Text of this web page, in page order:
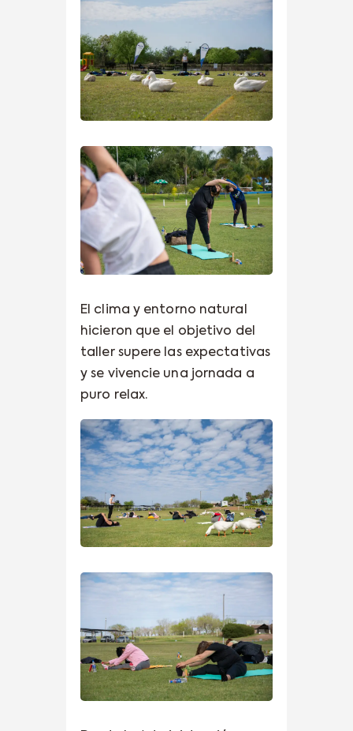
El clima y entorno natural
hicieron que el objetivo del
taller supere las expectativas
y se vivencie una jornada a
puro relax.